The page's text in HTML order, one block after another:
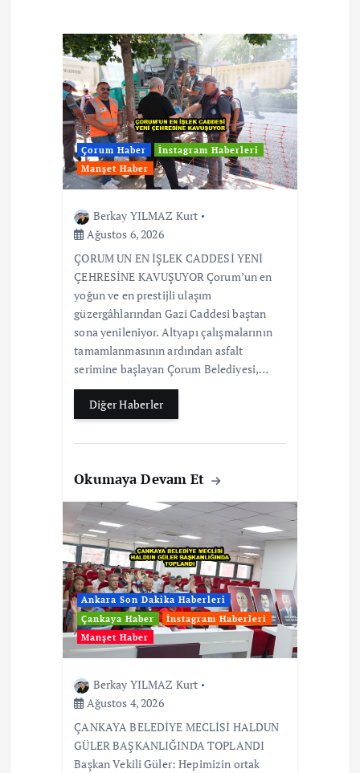
Çorum Haber
İnstagram Haberleri
Manşet Haber
Berkay YILMAZ Kurt
Ağustos 6, 2026
ÇORUM UN EN İŞLEK CADDESİ YENİ
ÇEHRESİNE KAVUŞUYOR Çorum’un en
yoğun ve en prestijli ulaşım
güzergâhlarından Gazi Caddesi baştan
sona yenileniyor. Altyapı çalışmalarının
tamamlanmasının ardından asfalt
serimine başlayan Çorum Belediyesi,…
Diğer Haberler
Okumaya Devam Et
Ankara Son Dakika Haberleri
Çankaya Haber
İnstagram Haberleri
Manşet Haber
Berkay YILMAZ Kurt
Ağustos 4, 2026
ÇANKAYA BELEDİYE MECLİSİ HALDUN
GÜLER BAŞKANLIĞINDA TOPLANDI
Başkan Vekili Güler: Hepimizin ortak